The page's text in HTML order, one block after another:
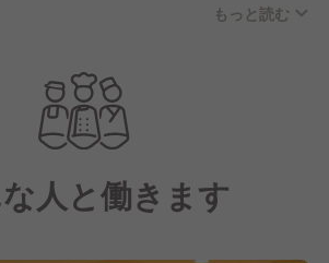
客様のライフスタイルに合わせたサ
まで、多くの方に親しまれているブ
もっと読む
人と働きます